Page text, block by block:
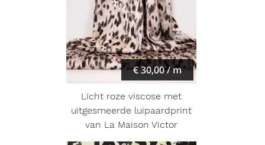
€ 30,00 / m
Licht roze viscose met
uitgesmeerde luipaardprint
van La Maison Victor